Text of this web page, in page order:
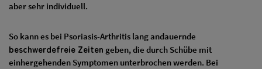
aber sehr individuell.
So kann es bei Psoriasis-Arthritis lang andauernde
beschwerdefreie Zeiten geben, die durch Schübe mit
einhergehenden Symptomen unterbrochen werden. Bei